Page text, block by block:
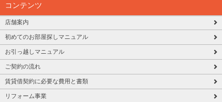
コンテンツ
店舗案内
初めてのお部屋探しマニュアル
お引っ越しマニュアル
ご契約の流れ
賃貸借契約に必要な費用と書類
リフォーム事業